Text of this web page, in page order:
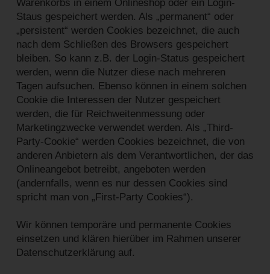
Warenkorbs in einem Onlineshop oder ein Login-
Staus gespeichert werden. Als „permanent“ oder
„persistent“ werden Cookies bezeichnet, die auch
nach dem Schließen des Browsers gespeichert
bleiben. So kann z.B. der Login-Status gespeichert
werden, wenn die Nutzer diese nach mehreren
Tagen aufsuchen. Ebenso können in einem solchen
Cookie die Interessen der Nutzer gespeichert
werden, die für Reichweitenmessung oder
Marketingzwecke verwendet werden. Als „Third-
Party-Cookie“ werden Cookies bezeichnet, die von
anderen Anbietern als dem Verantwortlichen, der das
Onlineangebot betreibt, angeboten werden
(andernfalls, wenn es nur dessen Cookies sind
spricht man von „First-Party Cookies“).
Wir können temporäre und permanente Cookies
einsetzen und klären hierüber im Rahmen unserer
Datenschutzerklärung auf.